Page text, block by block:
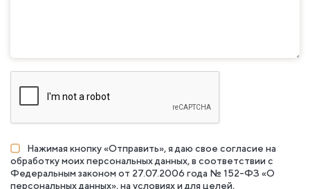
Нажимая кнопку «Отправить», я даю свое согласие на
обработку моих персональных данных, в соответствии с
Федеральным законом от 27.07.2006 года № 152-ФЗ «О
персональных данных», на условиях и для целей,